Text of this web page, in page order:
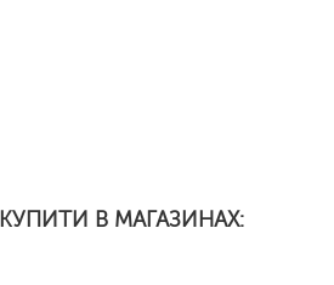
КУПИТИ В МАГАЗИНАХ: